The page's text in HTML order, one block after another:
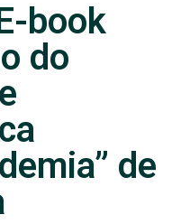
book
do
de